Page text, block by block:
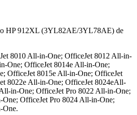
HP 912XL (3YL82AE/3YL78AE) de
8010 All-in-One; OfficeJet 8012 All-in-
One; OfficeJet 8014e All-in-One;
OfficeJet 8015e All-in-One; OfficeJet
8022e All-in-One; OfficeJet 8024eAll-
in-One; OfficeJet Pro 8022 All-in-One;
OfficeJet Pro 8024 All-in-One;
One.